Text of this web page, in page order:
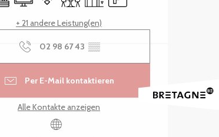
+ 21 andere Leistung(en)
02 98 67 43 ▒▒
Per E-Mail kontaktieren
Alle Kontakte anzeigen